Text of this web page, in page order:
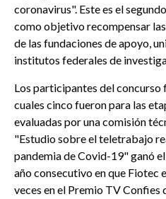
coronavirus". Este es el
como objetivo recompensar
de las fundaciones de apoyo,
institutos federales de
Los participantes del concurso
cuales cinco fueron para las
evaluadas por una comisión
"Estudio sobre el teletrabajo
pandemia de Covid-19" ganó
año consecutivo en que Fiotec
veces en el Premio TV Confies